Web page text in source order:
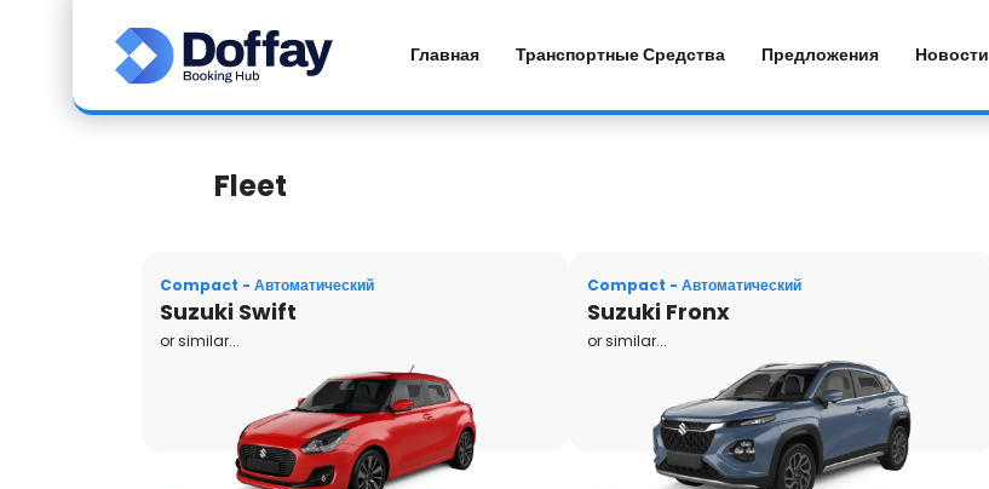
Главная Транспортные Средства Предложения Новости
Fleet
Compact - Автоматический
Suzuki Swift
or similar...
Compact - Автоматический
Suzuki Fronx
or similar...